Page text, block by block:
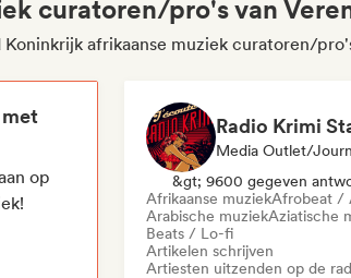
curatoren/pro's van
afrikaanse muziek curatoren/
op
&gt; 9600 gegeven
Afrikaanse muziekAfrobeat /
Arabische muziekAziatische
Beats / Lo-fi
Artikelen schrijven
Artiesten uitzenden op de